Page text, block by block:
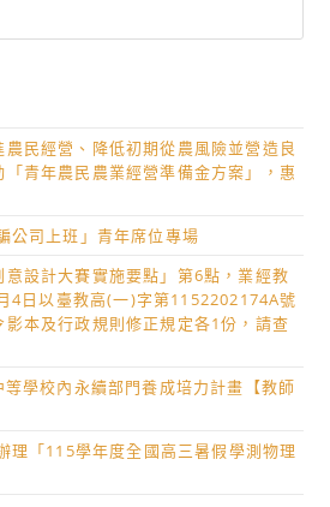
民經營、降低初期從農風險並營造良
青年農民農業經營準備金方案」，惠
公司上班」青年席位專場
設計大賽實施要點」第6點，業經教
4日以臺教高(一)字第1152202174A號
本及行政規則修正規定各1份，請查
學校內永續部門養成培力計畫【教師
理「115學年度全國高三暑假學測物理